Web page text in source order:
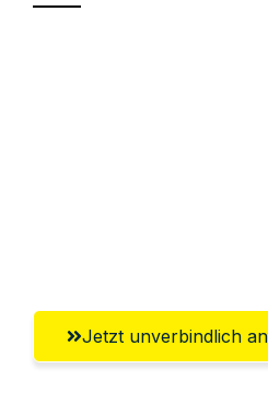
Jetzt unverbindlich